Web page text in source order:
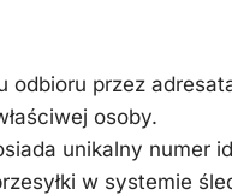
odbioru przez
osoby.
unikalny numer
w systemie